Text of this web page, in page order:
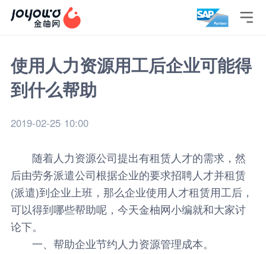

使用人力资源用工后企业可能得
到什么帮助
2019-02-25 10:00
随着人力资源公司提出有租赁人才的需求，然
后由劳务派遣公司根据企业的要求招聘人才并租赁
(派遣)到企业上班，那么企业使用人才租赁用工后，
可以得到哪些帮助呢，今天金柚网小编就和大家讨
论下。
一、帮助企业节约人力资源管理成本。